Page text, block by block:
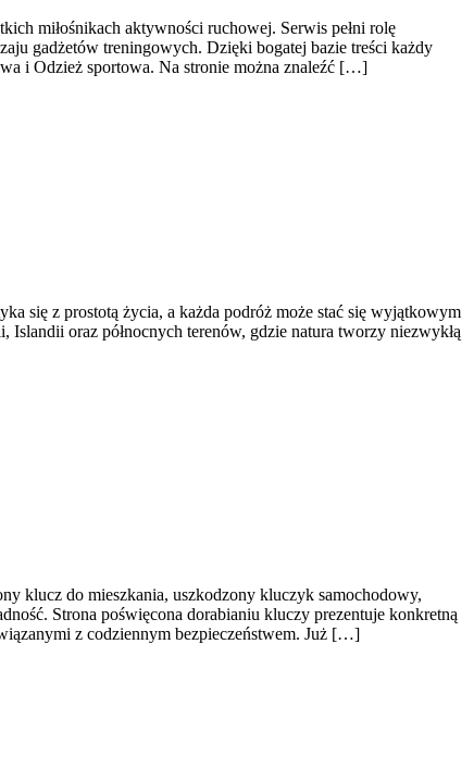
miłośnikach aktywności ruchowej. Serwis pełni rolę
gadżetów treningowych. Dzięki bogatej bazie treści każdy
i Odzież sportowa. Na stronie można znaleźć […]
się z prostotą życia, a każda podróż może stać się wyjątkowym
oraz północnych terenów, gdzie natura tworzy niezwykłą
klucz do mieszkania, uszkodzony kluczyk samochodowy,
Strona poświęcona dorabianiu kluczy prezentuje konkretną
z codziennym bezpieczeństwem. Już […]